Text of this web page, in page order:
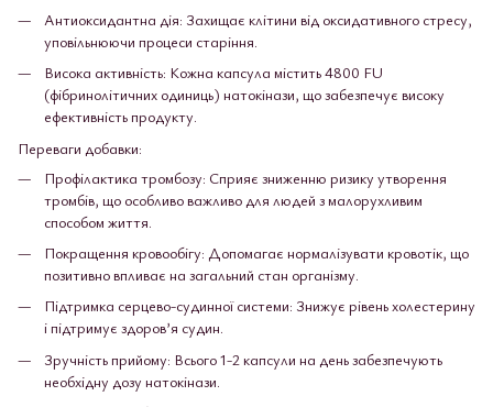
Антиоксидантна дія: Захищає клітини від оксидативного стресу,
уповільнюючи процеси старіння.
Висока активність: Кожна капсула містить 4800 FU
(фібринолітичних одиниць) натокінази, що забезпечує високу
ефективність продукту.
Переваги добавки:
Профілактика тромбозу: Сприяє зниженню ризику утворення
тромбів, що особливо важливо для людей з малорухливим
способом життя.
Покращення кровообігу: Допомагає нормалізувати кровотік, що
позитивно впливає на загальний стан організму.
Підтримка серцево-судинної системи: Знижує рівень холестерину
і підтримує здоров’я судин.
Зручність прийому: Всього 1-2 капсули на день забезпечують
необхідну дозу натокінази.